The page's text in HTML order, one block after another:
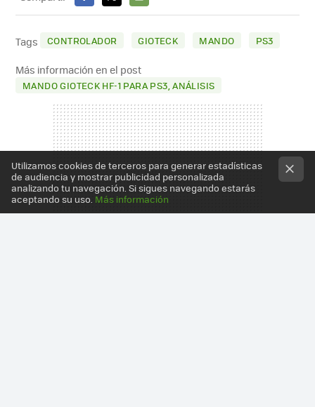
FACEBOOK
X
E-
MAIL
Tags CONTROLADOR GIOTECK MANDO PS3
Más información en el post
MANDO GIOTECK HF-1 PARA PS3, ANÁLISIS
Utilizamos cookies de terceros para generar estadísticas
de audiencia y mostrar publicidad personalizada
analizando tu navegación. Si sigues navegando estarás
aceptando su uso. Más información